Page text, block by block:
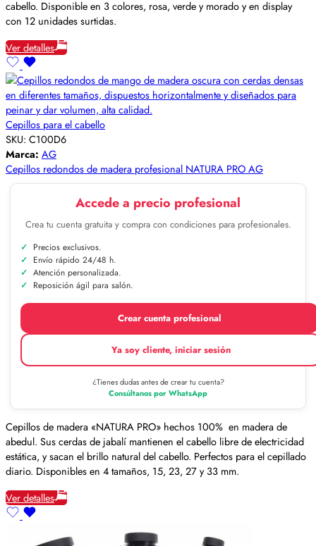
cabello. Disponible en 3 colores, rosa, verde y morado y en display
con 12 unidades surtidas.
Ver detalles
Cepillos para el cabello
SKU: C100D6
Marca: AG
Cepillos redondos de madera profesional NATURA PRO AG
Accede a precio profesional
Crea tu cuenta gratuita y compra con condiciones para profesionales.
Precios exclusivos.
Envío rápido 24/48 h.
Atención personalizada.
Reposición ágil para salón.
Crear cuenta profesional
Ya soy cliente, iniciar sesión
¿Tienes dudas antes de crear tu cuenta?
Consúltanos por WhatsApp
Cepillos de madera «NATURA PRO» hechos 100% en madera de
abedul. Sus cerdas de jabalí mantienen el cabello libre de electricidad
estática, y sacan el brillo natural del cabello. Perfectos para el cepillado
diario. Disponibles en 4 tamaños, 15, 23, 27 y 33 mm.
Ver detalles